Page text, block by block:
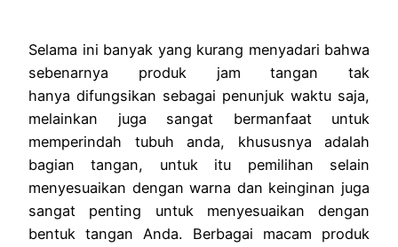
Selama ini banyak yang kurang menyadari bahwa
sebenarnya produk jam tangan tak
hanya difungsikan sebagai penunjuk waktu saja,
melainkan juga sangat bermanfaat untuk
memperindah tubuh anda, khususnya adalah
bagian tangan, untuk itu pemilihan selain
menyesuaikan dengan warna dan keinginan juga
sangat penting untuk menyesuaikan dengan
bentuk tangan Anda. Berbagai macam produk